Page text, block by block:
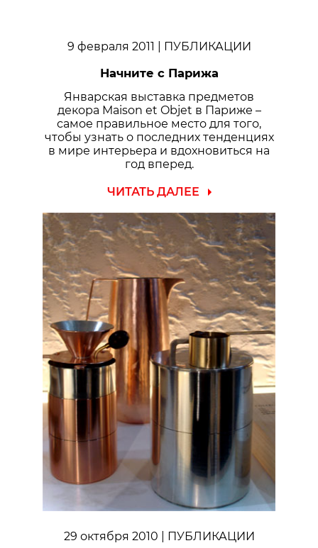
9 февраля 2011 | ПУБЛИКАЦИИ
Начните с Парижа
Январская выставка предметов
декора Maison et Objet в Париже –
самое правильное место для того,
чтобы узнать о последних тенденциях
в мире интерьера и вдохновиться на
год вперед.
ЧИТАТЬ ДАЛЕЕ
29 октября 2010 | ПУБЛИКАЦИИ